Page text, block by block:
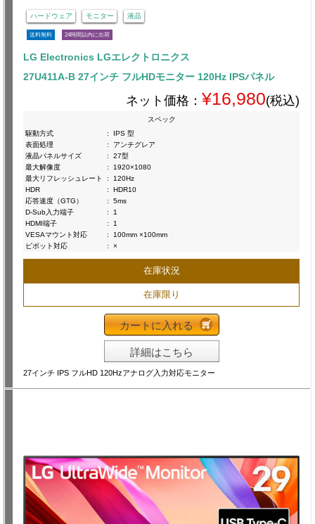
ハードウェア モニター 液晶
送料無料 24時間以内に出荷
LG Electronics LGエレクトロニクス
27U411A-B 27インチ フルHDモニター 120Hz IPSパネル
ネット価格： ¥16,980(税込)
スペック
駆動方式
:
IPS 型
表面処理
:
アンチグレア
液晶パネルサイズ
:
27型
最大解像度
:
1920×1080
最大リフレッシュレート
:
120Hz
HDR
:
HDR10
応答速度（GTG）
:
5ms
D-Sub入力端子
:
1
HDMI端子
:
1
VESAマウント対応
:
100mm ×100mm
ピボット対応
: ×
在庫状況
在庫限り
カートに入れる
詳細はこちら
27インチ IPS フルHD 120Hzアナログ入力対応モニター